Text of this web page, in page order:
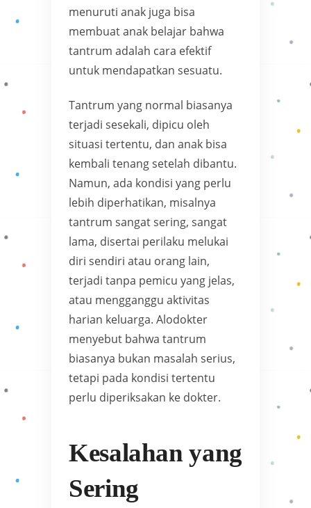
menuruti anak juga bisa
membuat anak belajar bahwa
tantrum adalah cara efektif
untuk mendapatkan sesuatu.
Tantrum yang normal biasanya
terjadi sesekali, dipicu oleh
situasi tertentu, dan anak bisa
kembali tenang setelah dibantu.
Namun, ada kondisi yang perlu
lebih diperhatikan, misalnya
tantrum sangat sering, sangat
lama, disertai perilaku melukai
diri sendiri atau orang lain,
terjadi tanpa pemicu yang jelas,
atau mengganggu aktivitas
harian keluarga. Alodokter
menyebut bahwa tantrum
biasanya bukan masalah serius,
tetapi pada kondisi tertentu
perlu diperiksakan ke dokter.
Kesalahan yang
Sering